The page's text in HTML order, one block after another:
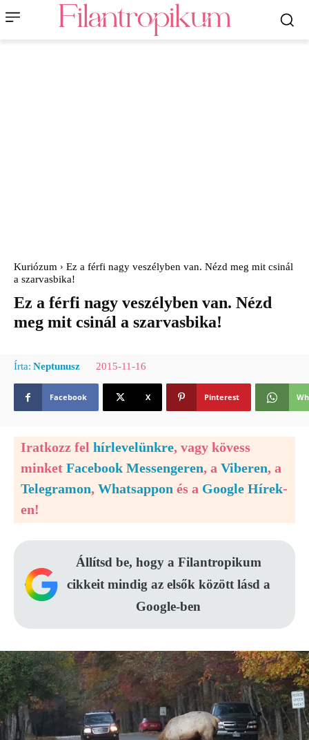
Kuriózum
Ez a férfi nagy veszélyben van. Nézd meg mit csinál
a szarvasbika!
Ez a férfi nagy veszélyben van. Nézd
meg mit csinál a szarvasbika!
Írta: Neptunusz 2015-11-16
Facebook X Pinterest
Iratkozz fel hírlevelünkre, vagy kövess
minket Facebook Messengeren, a Viberen, a
Telegramon, Whatsappon és a Google Hírek-
en!
Állítsd be, hogy a Filantropikum
cikkeit mindig az elsők között lásd a
Google-ben